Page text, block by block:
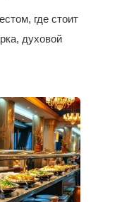
где стоит
духовой